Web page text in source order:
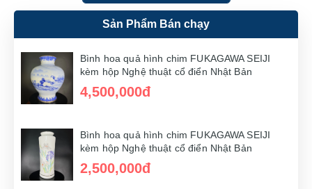
Sản Phẩm Bán chạy
Bình hoa quả hình chim FUKAGAWA SEIJI
kèm hộp Nghệ thuật cổ điển Nhật Bản
4,500,000đ
Bình hoa quả hình chim FUKAGAWA SEIJI
kèm hộp Nghệ thuật cổ điển Nhật Bản
2,500,000đ